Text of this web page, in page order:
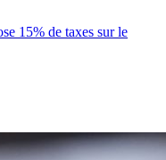
15% de taxes sur le